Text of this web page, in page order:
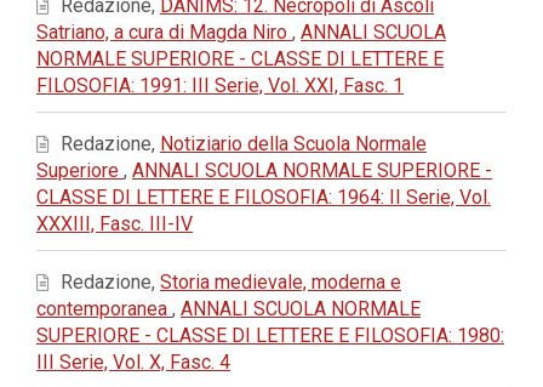
Redazione, DANIMS: 12. Necropoli di Ascoli
Satriano, a cura di Magda Niro , ANNALI SCUOLA
NORMALE SUPERIORE - CLASSE DI LETTERE E
FILOSOFIA: 1991: III Serie, Vol. XXI, Fasc. 1
Redazione, Notiziario della Scuola Normale
Superiore , ANNALI SCUOLA NORMALE SUPERIORE -
CLASSE DI LETTERE E FILOSOFIA: 1964: II Serie, Vol.
XXXIII, Fasc. III-IV
Redazione, Storia medievale, moderna e
contemporanea , ANNALI SCUOLA NORMALE
SUPERIORE - CLASSE DI LETTERE E FILOSOFIA: 1980:
III Serie, Vol. X, Fasc. 4